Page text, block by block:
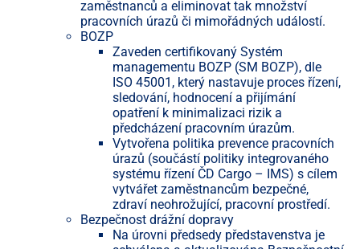
zaměstnanců a eliminovat tak množství
pracovních úrazů či mimořádných událostí.
BOZP
Zaveden certifikovaný Systém
managementu BOZP (SM BOZP), dle
ISO 45001, který nastavuje proces řízení,
sledování, hodnocení a přijímání
opatření k minimalizaci rizik a
předcházení pracovním úrazům.
Vytvořena politika prevence pracovních
úrazů (součástí politiky integrovaného
systému řízení ČD Cargo – IMS) s cílem
vytvářet zaměstnancům bezpečné,
zdraví neohrožující, pracovní prostředí.
Bezpečnost drážní dopravy
Na úrovni předsedy představenstva je